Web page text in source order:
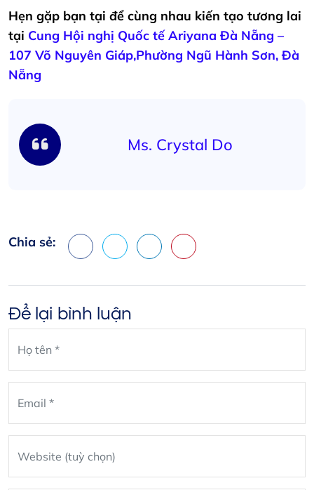
Hẹn gặp bạn tại để cùng nhau kiến tạo tương lai
tại Cung Hội nghị Quốc tế Ariyana Đà Nẵng –
107 Võ Nguyên Giáp,Phường Ngũ Hành Sơn, Đà
Nẵng
Ms. Crystal Do
Chia sẻ:
Facebook
X LinkedInPinterest
Để lại bình luận
blank